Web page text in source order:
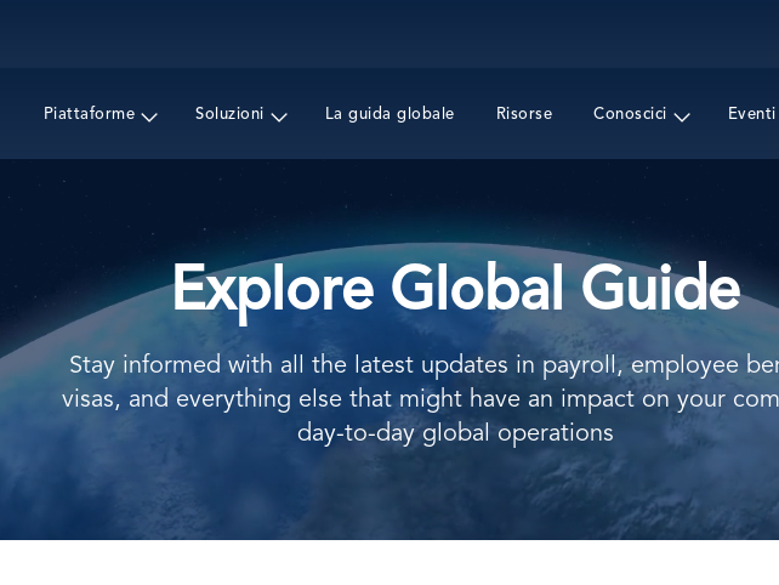
principale
Piattaforme Soluzioni La guida globale Risorse Conoscici Eventi
Explore Global Guide
Stay informed with all the latest updates in payroll, employee
visas, and everything else that might have an impact on your
day-to-day global operations